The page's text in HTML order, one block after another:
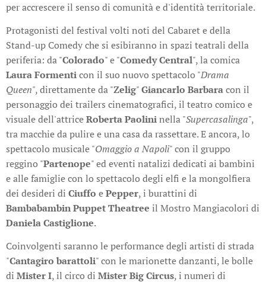
per accrescere il senso di comunità e d'identità territoriale.
Protagonisti del festival volti noti del Cabaret e della
Stand-up Comedy che si esibiranno in spazi teatrali della
periferia: da "Colorado" e "Comedy Central", la comica
Laura Formenticon il suo nuovo spettacolo "Drama
Queen", direttamente da "Zelig"Giancarlo Barbaracon il
personaggio dei trailers cinematografici, il teatro comico e
visuale dell'attriceRoberta Paolininella "Supercasalinga",
tra macchie da pulire e una casa da rassettare. E ancora, lo
spettacolo musicale "Omaggio a Napoli" con il gruppo
reggino "Partenope" ed eventi natalizi dedicati ai bambini
e alle famiglie con lo spettacolo degli elfi e la mongolfiera
dei desideri di Ciuffo ePepper, i burattini di
Bambabambin Puppet Theatree il Mostro Mangiacolori di
Daniela Castiglione.
Coinvolgenti saranno le performance degli artisti di strada
"Cantagiro barattoli" con le marionette danzanti, le bolle
di Mister I, il circo di Mister Big Circus, i numeri di